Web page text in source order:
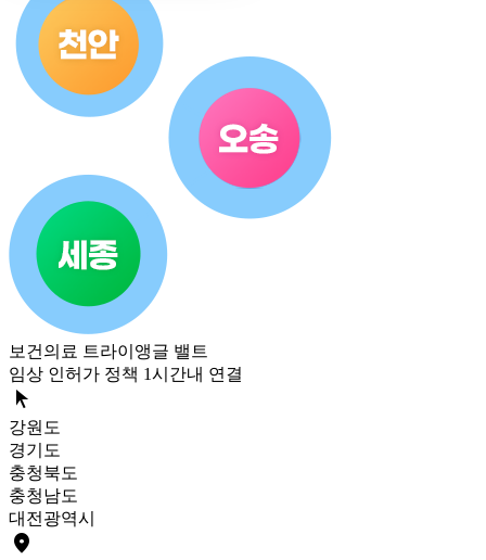
보건의료 트라이앵글 밸트
임상 인허가 정책 1시간내 연결
arrow_selector_tool
강원도
경기도
충청북도
충청남도
대전광역시
place